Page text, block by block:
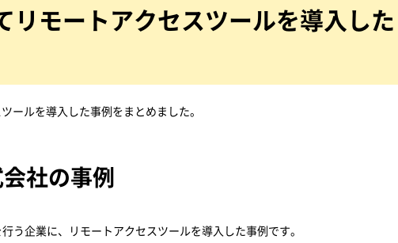
リモートアクセスツールを導入した
ールを導入した事例をまとめました。
社の事例
う企業に、リモートアクセスツールを導入した事例です。